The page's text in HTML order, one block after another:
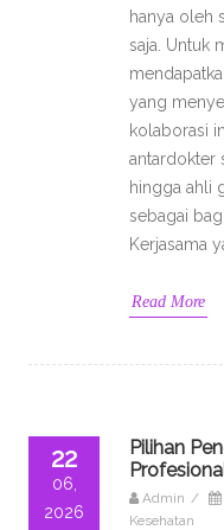
hanya oleh
saja. Untuk
yang
kolaborasi
antardokter
hingga ahli
sebagai
Kerjasama
Read More
22
06,
2026
Pilihan
Admin /
Kesehatan